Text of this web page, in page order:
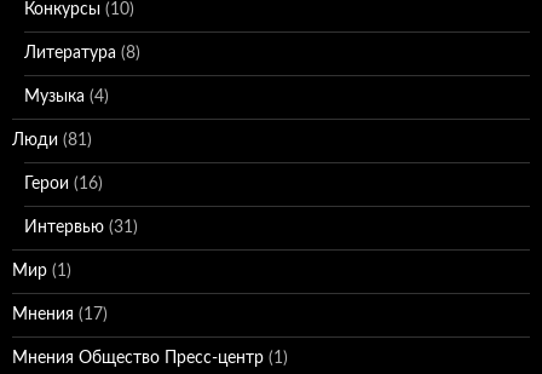
Конкурсы (10)
Литература (8)
Музыка (4)
Люди (81)
Герои (16)
Интервью (31)
Мир (1)
Мнения (17)
Мнения Общество Пресс-центр (1)